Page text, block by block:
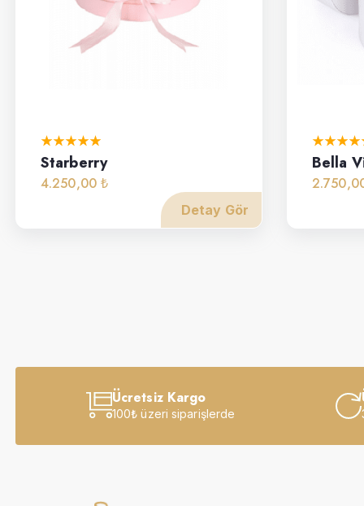
Starberry
4.250,00 ₺
Detay Gör
Bella
Ücretsiz Kargo
100₺ üzeri siparişlerde